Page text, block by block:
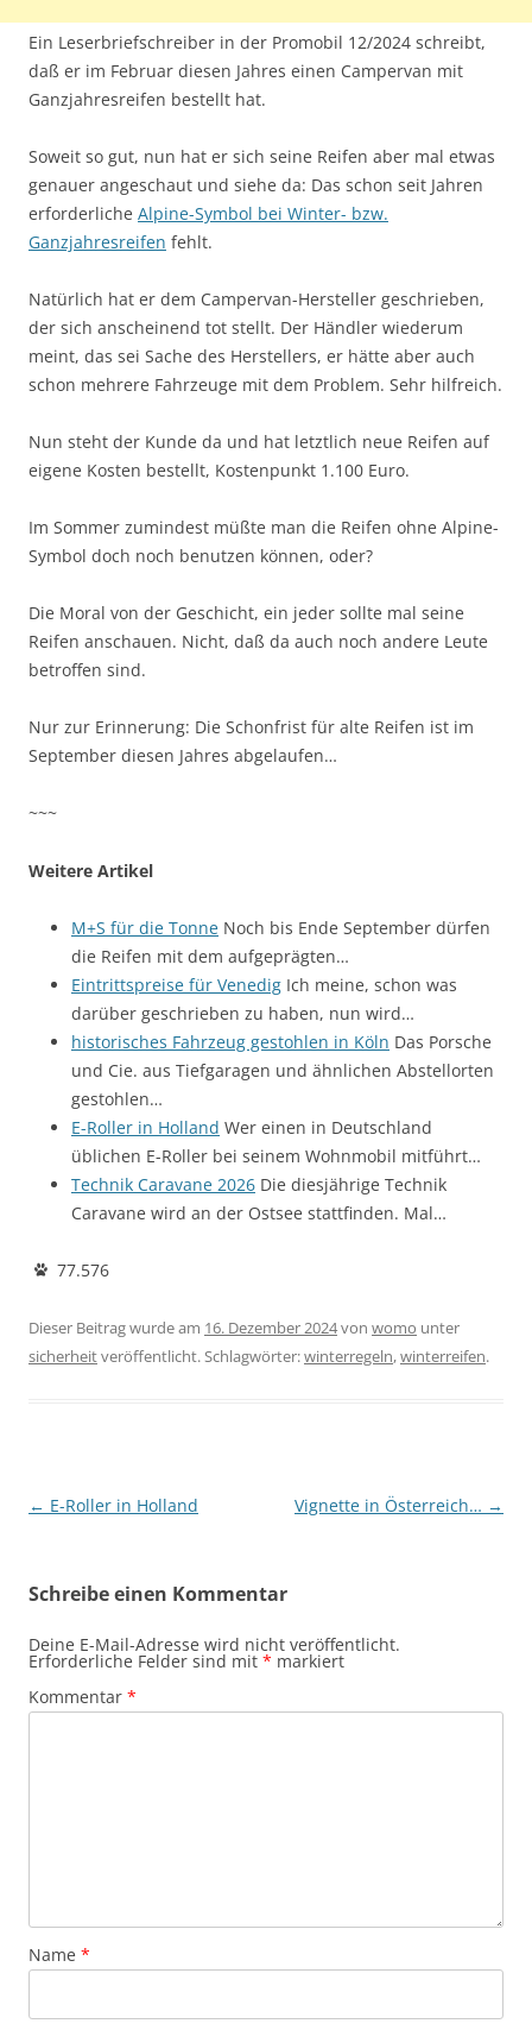
Ein Leserbriefschreiber in der Promobil 12/2024 schreibt,
daß er im Februar diesen Jahres einen Campervan mit
Ganzjahresreifen bestellt hat.
Soweit so gut, nun hat er sich seine Reifen aber mal etwas
genauer angeschaut und siehe da: Das schon seit Jahren
erforderliche Alpine-Symbol bei Winter- bzw.
Ganzjahresreifen fehlt.
Natürlich hat er dem Campervan-Hersteller geschrieben,
der sich anscheinend tot stellt. Der Händler wiederum
meint, das sei Sache des Herstellers, er hätte aber auch
schon mehrere Fahrzeuge mit dem Problem. Sehr hilfreich.
Nun steht der Kunde da und hat letztlich neue Reifen auf
eigene Kosten bestellt, Kostenpunkt 1.100 Euro.
Im Sommer zumindest müßte man die Reifen ohne Alpine-
Symbol doch noch benutzen können, oder?
Die Moral von der Geschicht, ein jeder sollte mal seine
Reifen anschauen. Nicht, daß da auch noch andere Leute
betroffen sind.
Nur zur Erinnerung: Die Schonfrist für alte Reifen ist im
September diesen Jahres abgelaufen…
~~~
Weitere Artikel
M+S für die Tonne Noch bis Ende September dürfen
die Reifen mit dem aufgeprägten…
Eintrittspreise für Venedig Ich meine, schon was
darüber geschrieben zu haben, nun wird…
historisches Fahrzeug gestohlen in Köln Das Porsche
und Cie. aus Tiefgaragen und ähnlichen Abstellorten
gestohlen…
E-Roller in Holland Wer einen in Deutschland
üblichen E-Roller bei seinem Wohnmobil mitführt…
Technik Caravane 2026 Die diesjährige Technik
Caravane wird an der Ostsee stattfinden. Mal…
77.576
Dieser Beitrag wurde am 16. Dezember 2024von womo unter
sicherheitveröffentlicht. Schlagwörter:winterregeln,winterreifen.
Beitragsnavigation
← E-Roller in Holland Vignette in Österreich… →
Schreibe einen Kommentar
Deine E-Mail-Adresse wird nicht veröffentlicht.
Erforderliche Felder sind mit * markiert
Kommentar *
Name *